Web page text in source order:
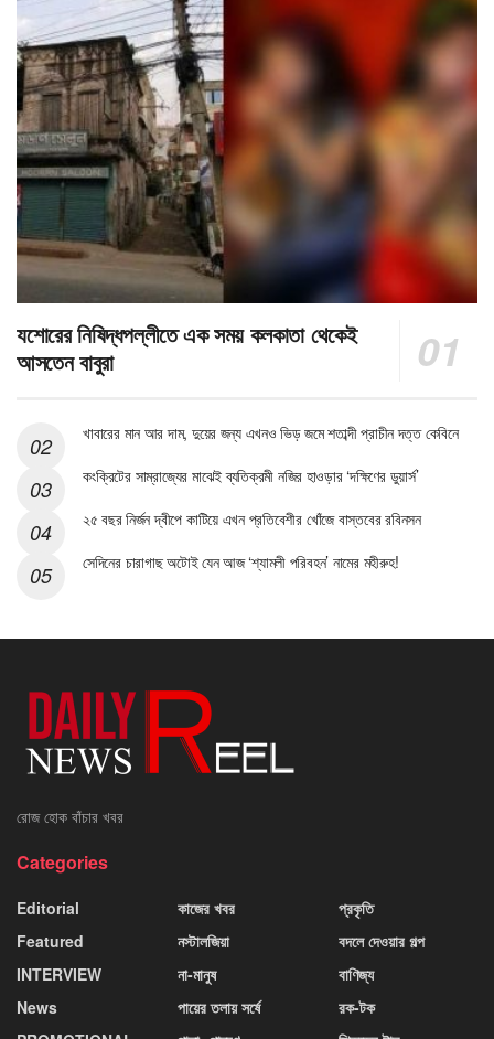
যশোরের নিষিদ্ধপল্লীতে এক সময় কলকাতা থেকেই
আসতেন বাবুরা
খাবারের মান আর দাম, দুয়ের জন্য এখনও ভিড় জমে শতাব্দী প্রাচীন দত্ত কেবিনে
কংক্রিটের সাম্রাজ্যের মাঝেই ব্যতিক্রমী নজির হাওড়ার ‘দক্ষিণের ডুয়ার্স’
২৫ বছর নির্জন দ্বীপে কাটিয়ে এখন প্রতিবেশীর খোঁজে বাস্তবের রবিনসন
সেদিনের চারাগাছ অটোই যেন আজ ‘শ্যামলী পরিবহন’ নামের মহীরুহ!
রোজ হোক বাঁচার খবর
Categories
Editorial
Featured
INTERVIEW
News
কাজের খবর
নস্টালজিয়া
না-মানুষ
পায়ের তলায় সর্ষে
প্রকৃতি
বদলে দেওয়ার গল্প
বাণিজ্য
রক-টক